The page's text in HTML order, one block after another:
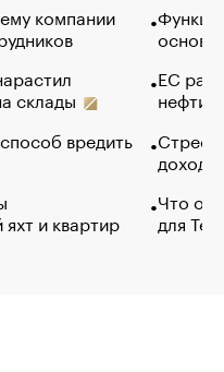
компании
склады
вредить
и квартир
основ
ЕС
нефти
Что
для